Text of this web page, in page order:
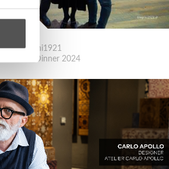
Tempini1921
Christmas Dinner 2024